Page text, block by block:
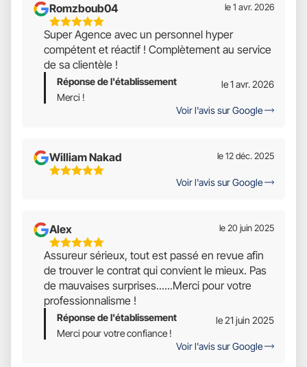
Romzboub04
5
Étoiles
Sur
5
le 1 avr. 2026
Super Agence avec un personnel hyper
compétent et réactif ! Complètement au service
de sa clientèle !
Réponse de l'établissement
le 1 avr. 2026
Merci !
Voir l'avis sur Google
William Nakad
5
le 12 déc. 2025
Voir l'avis sur Google
Alex
5
Étoiles
Sur
5
le 20 juin 2025
Assureur sérieux, tout est passé en revue afin
de trouver le contrat qui convient le mieux. Pas
de mauvaises surprises......Merci pour votre
professionnalisme !
Réponse de l'établissement
le 21 juin 2025
Merci pour votre confiance !
Voir l'avis sur Google